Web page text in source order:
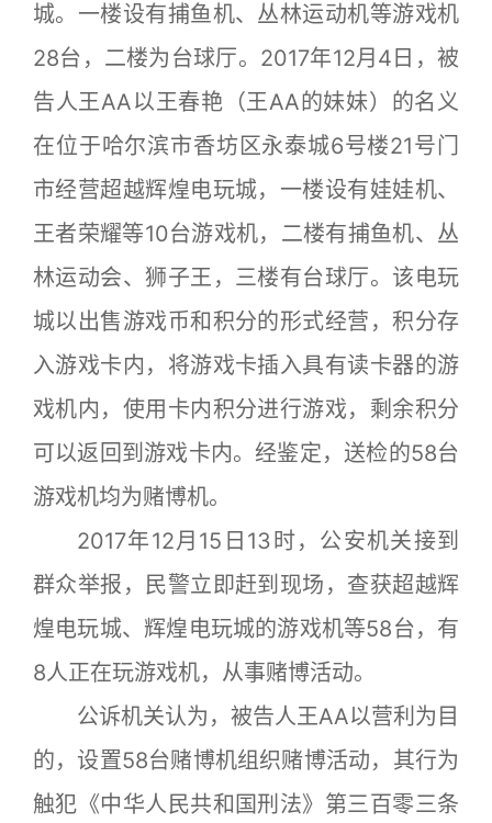
城。一楼设有捕鱼机、丛林运动机等游戏机
28台，二楼为台球厅。2017年12月4日，被
告人王AA以王春艳（王AA的妹妹）的名义
在位于哈尔滨市香坊区永泰城6号楼21号门
市经营超越辉煌电玩城，一楼设有娃娃机、
王者荣耀等10台游戏机，二楼有捕鱼机、丛
林运动会、狮子王，三楼有台球厅。该电玩
城以出售游戏币和积分的形式经营，积分存
入游戏卡内，将游戏卡插入具有读卡器的游
戏机内，使用卡内积分进行游戏，剩余积分
可以返回到游戏卡内。经鉴定，送检的58台
游戏机均为赌博机。
2017年12月15日13时，公安机关接到
群众举报，民警立即赶到现场，查获超越辉
煌电玩城、辉煌电玩城的游戏机等58台，有
8人正在玩游戏机，从事赌博活动。
公诉机关认为，被告人王AA以营利为目
的，设置58台赌博机组织赌博活动，其行为
触犯《中华人民共和国刑法》第三百零三条